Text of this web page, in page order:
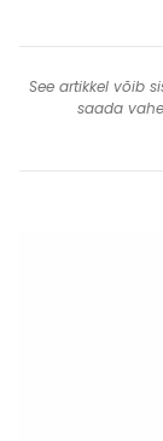
See artikkel võib
saada